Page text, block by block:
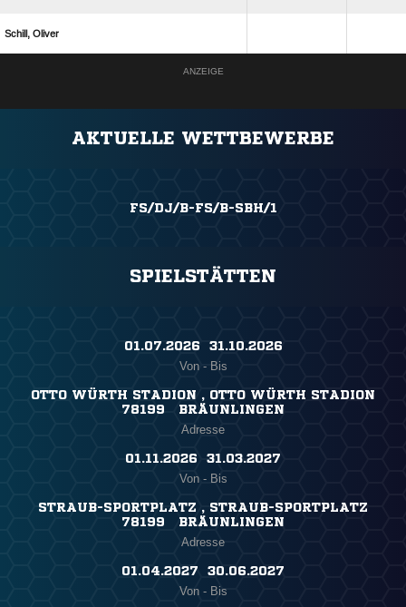
 
ANZEIGE
AKTUELLE WETTBEWERBE
FS/DJ/B-FS/B-SBH/1
SPIELSTÄTTEN
01.07.2026 ​ 31.10.2026
Von - Bis
OTTO WÜRTH STADION , OTTO WÜRTH STADION
78199 BRÄUNLINGEN
Adresse
01.11.2026 ​ 31.03.2027
Von - Bis
STRAUB-SPORTPLATZ , STRAUB-SPORTPLATZ
78199 BRÄUNLINGEN
Adresse
01.04.2027 ​ 30.06.2027
Von - Bis